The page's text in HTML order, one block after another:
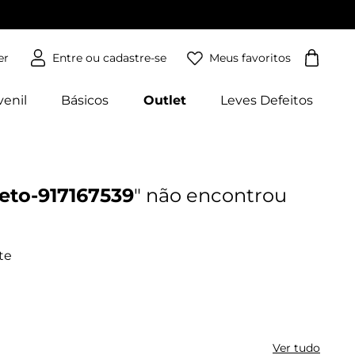
Meus favoritos
Básicos Outlet Leves Defeitos
917167539
Ver tudo